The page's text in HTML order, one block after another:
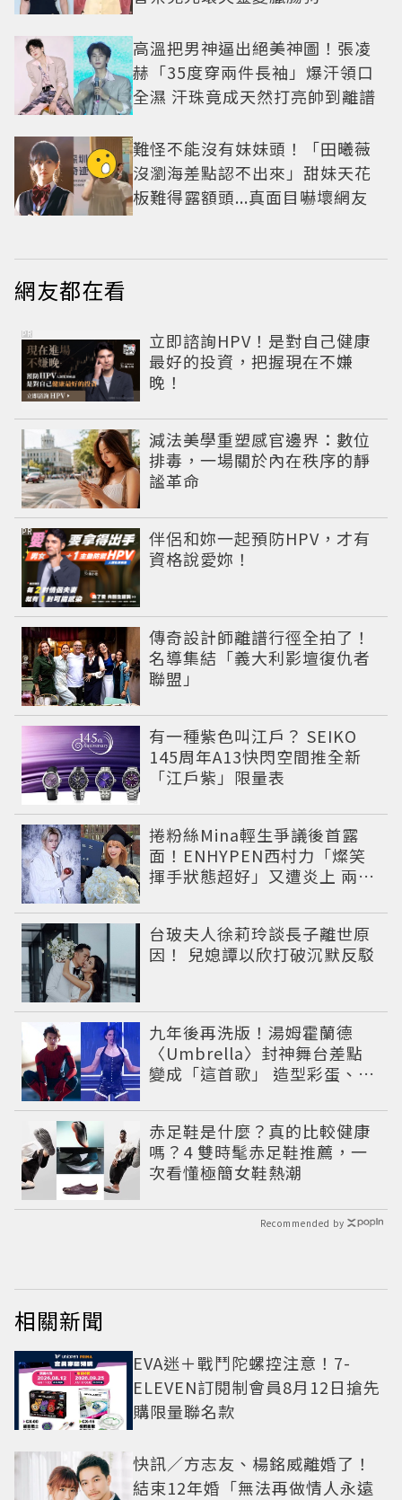
高溫把男神逼出絕美神圖！張凌
赫「35度穿兩件長袖」爆汗領口
全濕 汗珠竟成天然打亮帥到離譜
難怪不能沒有妹妹頭！「田曦薇
沒瀏海差點認不出來」甜妹天花
板難得露額頭...真面目嚇壞網友
網友都在看
立即諮詢HPV！是對自己健康
最好的投資，把握現在不嫌
晚！
PR
減法美學重塑感官邊界：數位
排毒，一場關於內在秩序的靜
謐革命
伴侶和妳一起預防HPV，才有
資格說愛妳！
PR
傳奇設計師離譜行徑全拍了！
名導集結「義大利影壇復仇者
聯盟」
有一種紫色叫江戶？ SEIKO
145周年A13快閃空間推全新
「江戶紫」限量表
捲粉絲Mina輕生爭議後首露
面！ENHYPEN西村力「燦笑
揮手狀態超好」又遭炎上 兩派
台玻夫人徐莉玲談長子離世原
因！ 兒媳譚以欣打破沉默反駁
九年後再洗版！湯姆霍蘭德
〈Umbrella〉封神舞台差點
變成「這首歌」 造型彩蛋、暖
赤足鞋是什麼？真的比較健康
嗎？4 雙時髦赤足鞋推薦，一
次看懂極簡女鞋熱潮
Recommended by
相關新聞
EVA迷＋戰鬥陀螺控注意！7-
ELEVEN訂閱制會員8月12日搶先
購限量聯名款
快訊／方志友、楊銘威離婚了！
結束12年婚「無法再做情人永遠